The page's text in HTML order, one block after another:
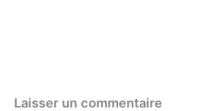
Laisser un commentaire